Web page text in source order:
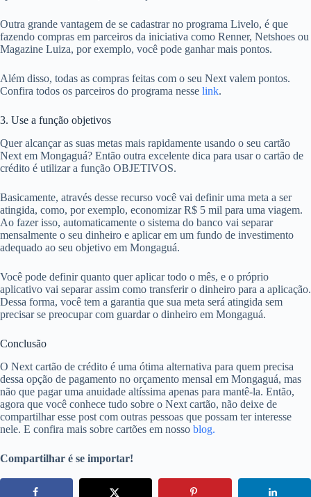
Outra grande vantagem de se cadastrar no programa Livelo, é que
fazendo compras em parceiros da iniciativa como Renner, Netshoes ou
Magazine Luiza, por exemplo, você pode ganhar mais pontos.
Além disso, todas as compras feitas com o seu Next valem pontos.
Confira todos os parceiros do programa nesse link.
3. Use a função objetivos
Quer alcançar as suas metas mais rapidamente usando o seu cartão
Next em Mongaguá? Então outra excelente dica para usar o cartão de
crédito é utilizar a função OBJETIVOS.
Basicamente, através desse recurso você vai definir uma meta a ser
atingida, como, por exemplo, economizar R$ 5 mil para uma viagem.
Ao fazer isso, automaticamente o sistema do banco vai separar
mensalmente o seu dinheiro e aplicar em um fundo de investimento
adequado ao seu objetivo em Mongaguá.
Você pode definir quanto quer aplicar todo o mês, e o próprio
aplicativo vai separar assim como transferir o dinheiro para a aplicação.
Dessa forma, você tem a garantia que sua meta será atingida sem
precisar se preocupar com guardar o dinheiro em Mongaguá.
Conclusão
O Next cartão de crédito é uma ótima alternativa para quem precisa
dessa opção de pagamento no orçamento mensal em Mongaguá, mas
não que pagar uma anuidade altíssima apenas para mantê-la. Então,
agora que você conhece tudo sobre o Next cartão, não deixe de
compartilhar esse post com outras pessoas que possam ter interesse
nele. E confira mais sobre cartões em nosso blog.
Compartilhar é se importar!